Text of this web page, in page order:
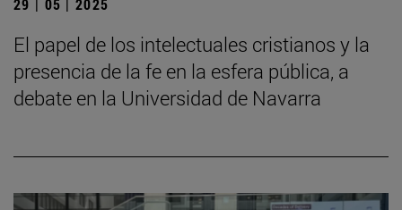
29 | 05 | 2025
El papel de los intelectuales cristianos y la
presencia de la fe en la esfera pública, a
debate en la Universidad de Navarra